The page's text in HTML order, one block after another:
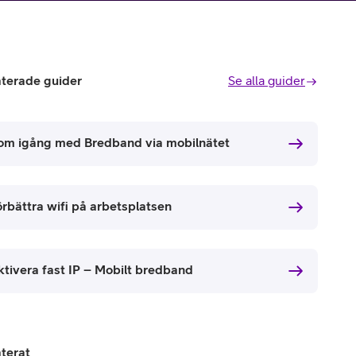
guider Se alla guider
igång med Bredband via mobilnätet
wifi på arbetsplatsen
fast IP – Mobilt bredband